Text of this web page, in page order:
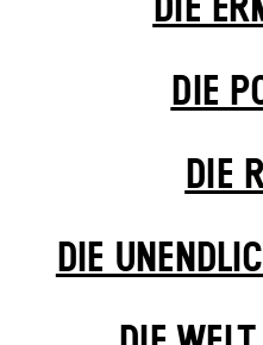
DIE
DIE
DIE
DIE